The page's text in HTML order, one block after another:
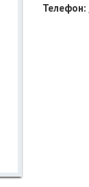
Телефон: